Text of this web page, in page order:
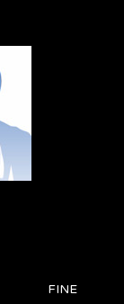
FINE